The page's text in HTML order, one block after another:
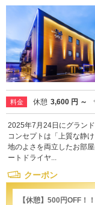
料金 休憩 3,600 円 ～
2025年7月24日にグラン
コンセプトは「上質な静
地のよさを両立したお部
ートドライヤ...
クーポン
【休憩】500円OFF！！